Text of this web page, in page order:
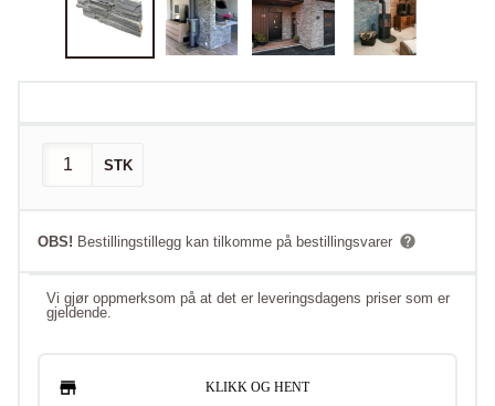
STK
OBS! Bestillingstillegg kan tilkomme på bestillingsvarer
Vi gjør oppmerksom på at det er leveringsdagens priser som er
gjeldende.
KLIKK OG HENT